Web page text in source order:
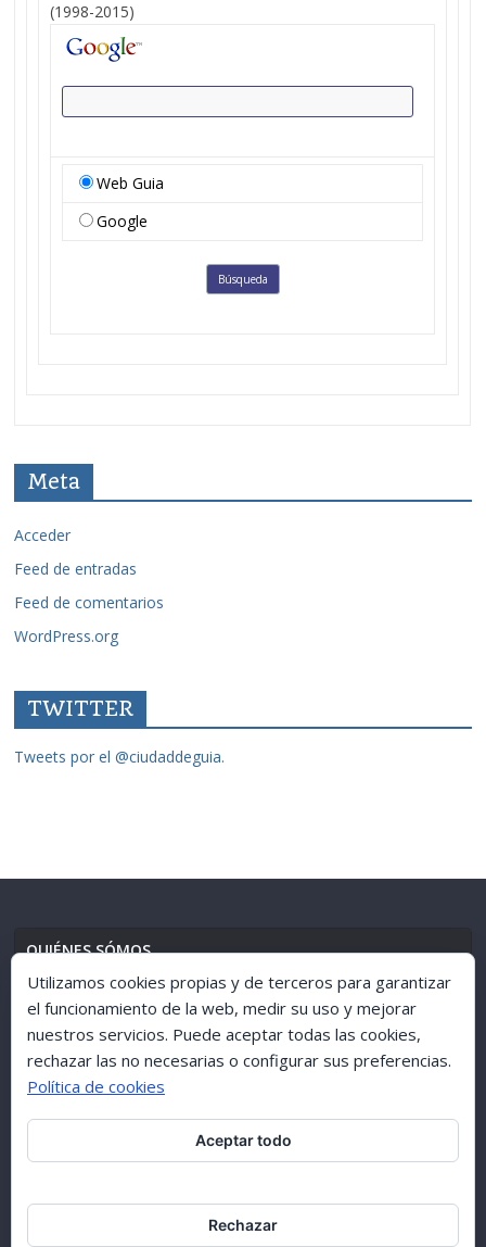
(1998-2015)
Web Guia
Google
Meta
Acceder
Feed de entradas
Feed de comentarios
WordPress.org
TWITTER
Tweets por el @ciudaddeguia.
QUIÉNES SÓMOS
AVISO LEGAL// POLÍTICA DE PRIVACIDAD
ARCHIVO 1998-2015
Utilizamos cookies propias y de terceros para garantizar
el funcionamiento de la web, medir su uso y mejorar
nuestros servicios. Puede aceptar todas las cookies,
rechazar las no necesarias o configurar sus preferencias.
Política de cookies
Aceptar todo
Rechazar